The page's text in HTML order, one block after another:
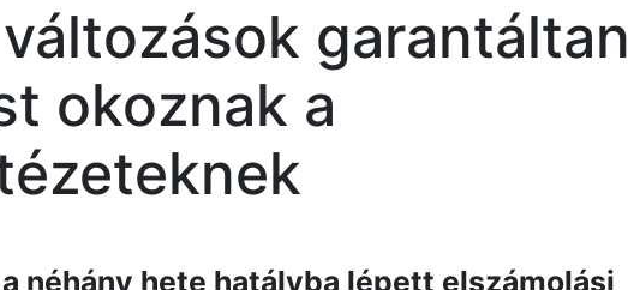
garantáltan
okoznak a
néhány hete hatályba lépett elszámolási